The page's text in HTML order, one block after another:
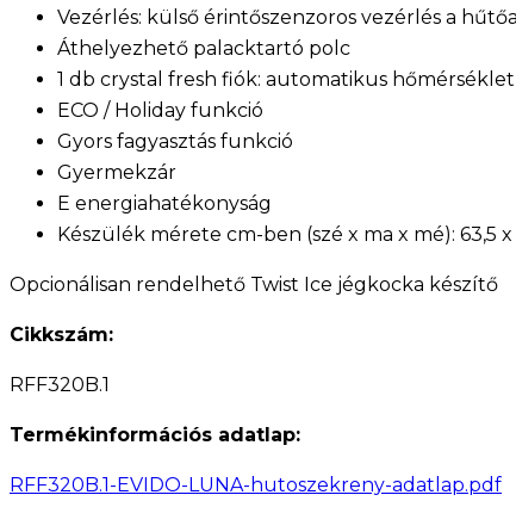
Vezérlés: külső érintőszenzoros vezérlés a
Áthelyezhető palacktartó polc
1 db crystal fresh fiók: automatikus
ECO / Holiday funkció
Gyors fagyasztás funkció
Gyermekzár
E energiahatékonyság
Készülék mérete cm-ben (szé x ma x mé): 63,5 x
Opcionálisan rendelhető Twist Ice jégkocka készítő
Cikkszám:
RFF320B.1
Termékinformációs adatlap:
RFF320B.1-EVIDO-LUNA-hutoszekreny-adatlap.pdf